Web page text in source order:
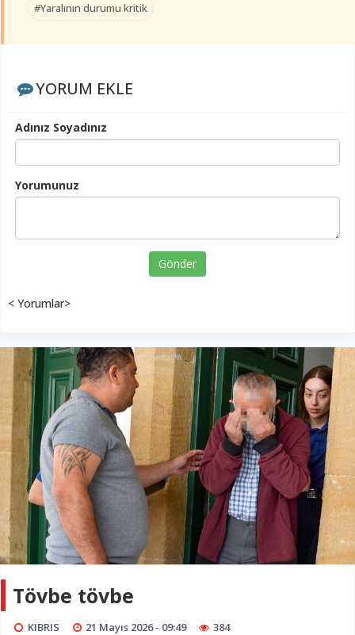
#Yaralının durumu kritik
YORUM EKLE
Adınız Soyadınız
Yorumunuz
Gönder
< Yorumlar>
Tövbe tövbe
KIBRIS 21 Mayıs 2026 - 09:49 384